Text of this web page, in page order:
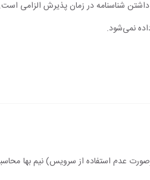
شناسنامه در زمان پذیرش الزامی است.
نمی‌شود.
(درصورت عدم استفاده از سرویس) رایگان می‌باشد و بازه سنی برای اقامت کودک بین 4 الی 8 سال (درصورت عدم